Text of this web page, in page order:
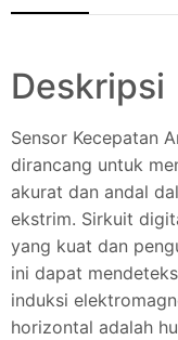
Deskripsi
Sensor Kecepatan
dirancang untuk
akurat dan andal
ekstrim. Sirkuit
yang kuat dan
ini dapat
induksi
horizontal adalah